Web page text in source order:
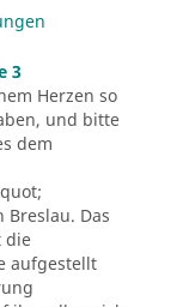
3
Herzen so
und bitte
dem
Breslau. Das
die
aufgestellt